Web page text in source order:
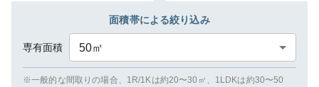
面積帯による絞り込み
専有面積 50㎡
※一般的な間取りの場合、1R/1Kは約20〜30㎡、1LDKは約30〜50